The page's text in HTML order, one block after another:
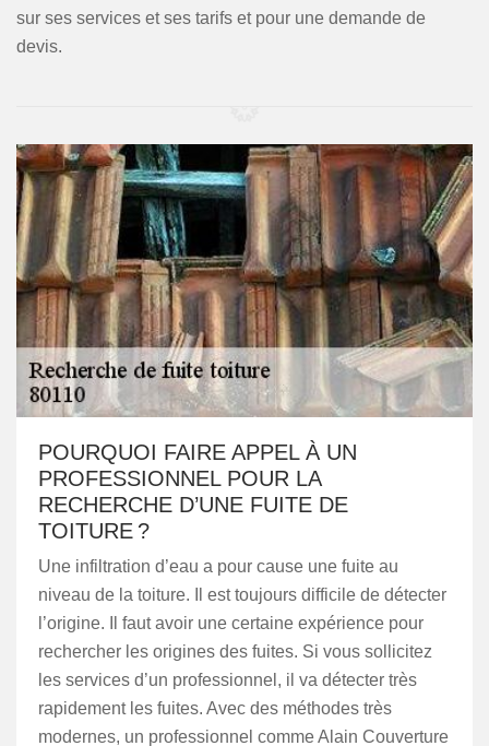
sur ses services et ses tarifs et pour une demande de
devis.
POURQUOI FAIRE APPEL À UN
PROFESSIONNEL POUR LA
RECHERCHE D’UNE FUITE DE
TOITURE ?
Une infiltration d’eau a pour cause une fuite au
niveau de la toiture. Il est toujours difficile de détecter
l’origine. Il faut avoir une certaine expérience pour
rechercher les origines des fuites. Si vous sollicitez
les services d’un professionnel, il va détecter très
rapidement les fuites. Avec des méthodes très
modernes, un professionnel comme Alain Couverture